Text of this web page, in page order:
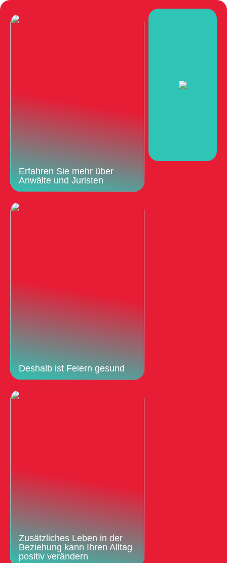
Erfahren Sie mehr über
Anwälte und Juristen
Deshalb ist Feiern gesund
Zusätzliches Leben in der
Beziehung kann Ihren Alltag
positiv verändern